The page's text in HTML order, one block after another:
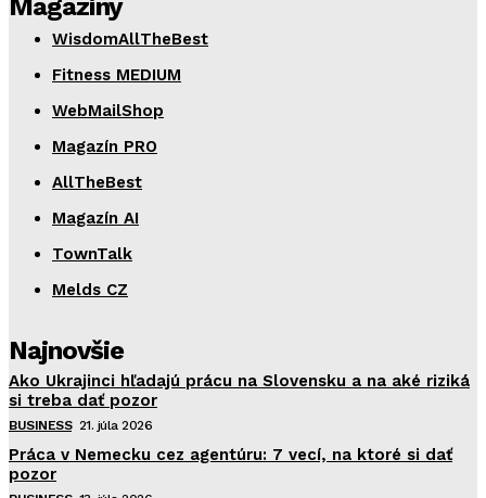
WisdomAllTheBest
Fitness MEDIUM
WebMailShop
Magazín PRO
AllTheBest
Magazín AI
TownTalk
Melds CZ
Najnovšie
Ako Ukrajinci hľadajú prácu na Slovensku a na aké riziká
si treba dať pozor
BUSINESS 21. júla 2026
Práca v Nemecku cez agentúru: 7 vecí, na ktoré si dať
pozor